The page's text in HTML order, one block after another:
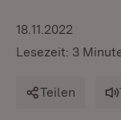
18.11.2022
Lesezeit: 3
Teilen